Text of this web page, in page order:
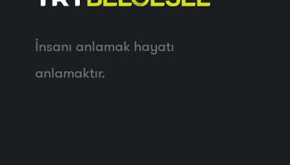
İnsanı anlamak hayatı
anlamaktır.